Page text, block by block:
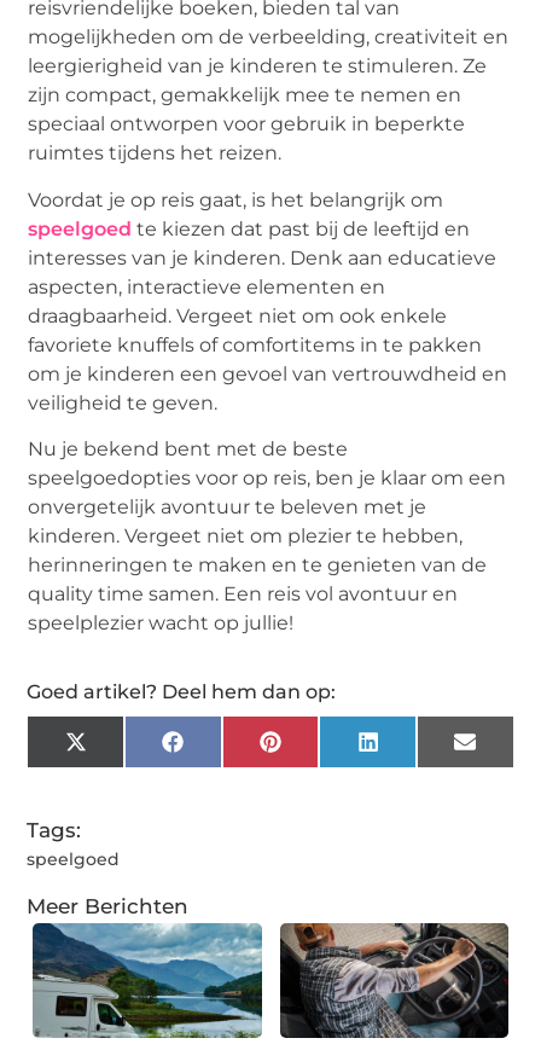
reisvriendelijke boeken, bieden tal van
mogelijkheden om de verbeelding, creativiteit en
leergierigheid van je kinderen te stimuleren. Ze
zijn compact, gemakkelijk mee te nemen en
speciaal ontworpen voor gebruik in beperkte
ruimtes tijdens het reizen.
Voordat je op reis gaat, is het belangrijk om
speelgoed te kiezen dat past bij de leeftijd en
interesses van je kinderen. Denk aan educatieve
aspecten, interactieve elementen en
draagbaarheid. Vergeet niet om ook enkele
favoriete knuffels of comfortitems in te pakken
om je kinderen een gevoel van vertrouwdheid en
veiligheid te geven.
Nu je bekend bent met de beste
speelgoedopties voor op reis, ben je klaar om een
onvergetelijk avontuur te beleven met je
kinderen. Vergeet niet om plezier te hebben,
herinneringen te maken en te genieten van de
quality time samen. Een reis vol avontuur en
speelplezier wacht op jullie!
Goed artikel? Deel hem dan op:
X
(Twitter)
FacebookPinterestLinkedInEmail
Tags:
speelgoed
Meer Berichten